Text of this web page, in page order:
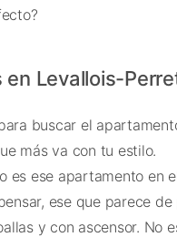
en Levallois-
buscar el
más va con tu estilo.
es ese apartamento en
ese que parece de
y con ascensor. No